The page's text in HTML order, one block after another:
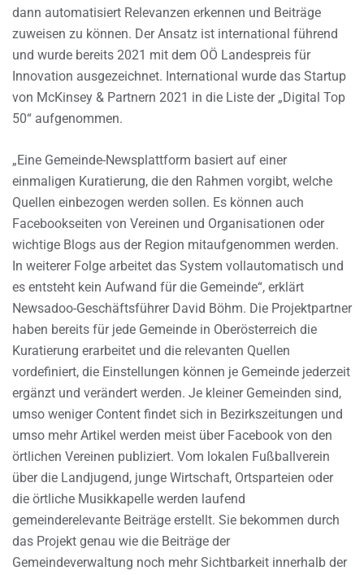
dann automatisiert Relevanzen erkennen und Beiträge
zuweisen zu können. Der Ansatz ist international führend
und wurde bereits 2021 mit dem OÖ Landespreis für
Innovation ausgezeichnet. International wurde das Startup
von McKinsey & Partnern 2021 in die Liste der „Digital Top
50“ aufgenommen.
„Eine Gemeinde-Newsplattform basiert auf einer
einmaligen Kuratierung, die den Rahmen vorgibt, welche
Quellen einbezogen werden sollen. Es können auch
Facebookseiten von Vereinen und Organisationen oder
wichtige Blogs aus der Region mitaufgenommen werden.
In weiterer Folge arbeitet das System vollautomatisch und
es entsteht kein Aufwand für die Gemeinde“, erklärt
Newsadoo-Geschäftsführer David Böhm. Die Projektpartner
haben bereits für jede Gemeinde in Oberösterreich die
Kuratierung erarbeitet und die relevanten Quellen
vordefiniert, die Einstellungen können je Gemeinde jederzeit
ergänzt und verändert werden. Je kleiner Gemeinden sind,
umso weniger Content findet sich in Bezirkszeitungen und
umso mehr Artikel werden meist über Facebook von den
örtlichen Vereinen publiziert. Vom lokalen Fußballverein
über die Landjugend, junge Wirtschaft, Ortsparteien oder
die örtliche Musikkapelle werden laufend
gemeinderelevante Beiträge erstellt. Sie bekommen durch
das Projekt genau wie die Beiträge der
Gemeindeverwaltung noch mehr Sichtbarkeit innerhalb der